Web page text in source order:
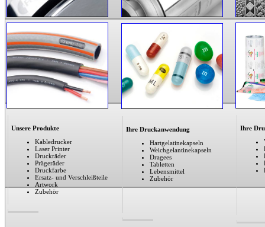
Unsere Produkte
Kabledrucker
Laser Printer
Druckräder
Prägeräder
Druckfarbe
Ersatz- und Verschleißteile
Artwork
Zubehör
Ihre Druckanwendung
Hartgelatinekapseln
Weichgelantinekapseln
Dragees
Tabletten
Lebensmittel
Zubehör
Ihre